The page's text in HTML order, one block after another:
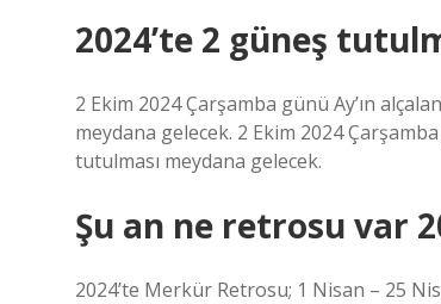
2024’te 2 güneş
2 Ekim 2024 Çarşamba günü Ay’ın
meydana gelecek. 2 Ekim 2024
tutulması meydana gelecek.
Şu an ne retrosu var
2024’te Merkür Retrosu; 1 Nisan – 25